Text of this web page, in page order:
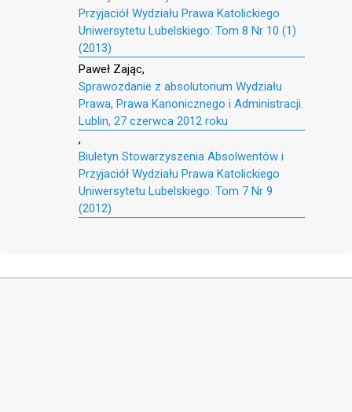
Przyjaciół Wydziału Prawa Katolickiego
Uniwersytetu Lubelskiego: Tom 8 Nr 10 (1)
(2013)
Paweł Zając,
Sprawozdanie z absolutorium Wydziału
Prawa, Prawa Kanonicznego i Administracji.
Lublin, 27 czerwca 2012 roku
,
Biuletyn Stowarzyszenia Absolwentów i
Przyjaciół Wydziału Prawa Katolickiego
Uniwersytetu Lubelskiego: Tom 7 Nr 9
(2012)